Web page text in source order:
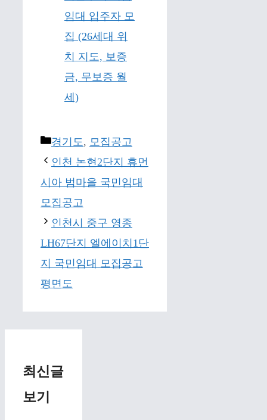
임대 입주자 모
집 (26세대 위
치 지도, 보증
금, 무보증 월
세)
Categories
경기도 , 모집공고
인천 논현2단지 휴먼
시아 범마을 국민임대
모집공고
인천시 중구 영종
LH67단지 엘에이치1단
지 국민임대 모집공고
평면도
최신글
보기